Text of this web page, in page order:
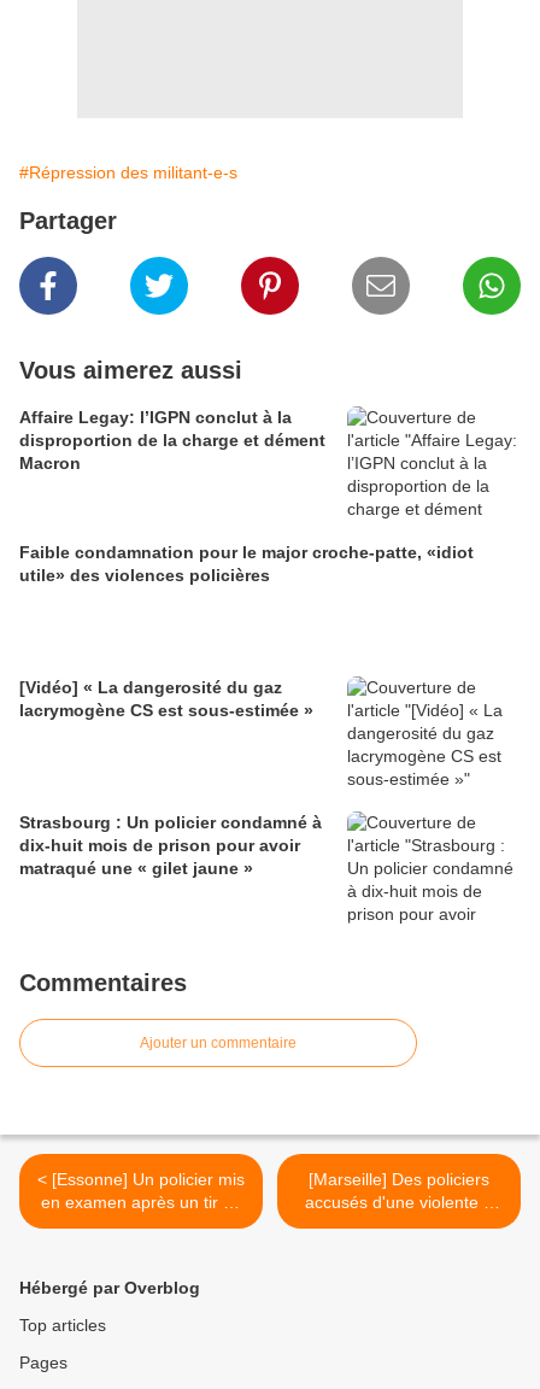
#Répression des militant-e-s
Partager
Vous aimerez aussi
Affaire Legay: l’IGPN conclut à la
disproportion de la charge et dément
Macron
Faible condamnation pour le major croche-patte, «idiot
utile» des violences policières
[Vidéo] « La dangerosité du gaz
lacrymogène CS est sous-estimée »
Strasbourg : Un policier condamné à
dix-huit mois de prison pour avoir
matraqué une « gilet jaune »
Commentaires
Ajouter un commentaire
< [Essonne] Un policier mis
en examen après un tir de
LBD ayant éborgné un
[Marseille] Des policiers
accusés d'une violente «
agression par pur plaisir »
Hébergé par Overblog
Top articles
Pages